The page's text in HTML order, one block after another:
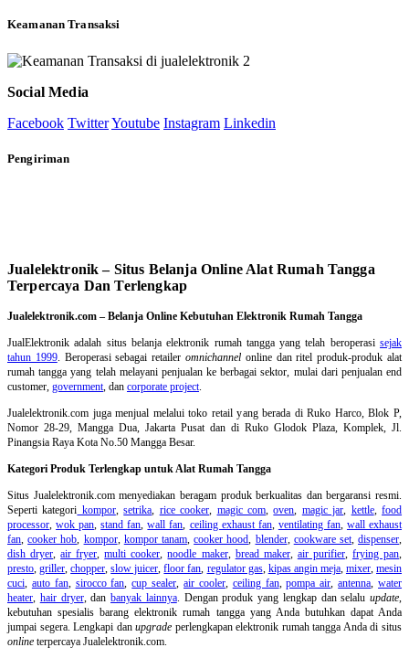
Keamanan Transaksi
Social Media
Facebook TwitterYoutube Instagram Linkedin
Pengiriman
Jualelektronik – Situs Belanja Online Alat Rumah Tangga
Terpercaya Dan Terlengkap
Jualelektronik.com – Belanja Online Kebutuhan Elektronik Rumah Tangga
JualElektronik adalah situs belanja elektronik rumah tanggayang telah beroperasisejak
tahun 1999. Beroperasi sebagai retaileromnichannel online dan ritel produk-produk alat
rumah tangga yang telah melayani penjualan ke berbagai sektor, mulai dari penjualan end
customer, government, dan corporate project.
Jualelektronik.com juga menjual melalui toko retail yang berada di Ruko Harco, Blok P,
Nomor 28-29, Mangga Dua, Jakarta Pusat dan di Ruko Glodok Plaza, Komplek, Jl.
Pinangsia Raya Kota No.50 Mangga Besar.
Kategori Produk Terlengkap untuk Alat Rumah Tangga
Situs Jualelektronik.com menyediakan beragam produk berkualitas dan bergaransi resmi.
Seperti kategori kompor,setrika, rice cooker, magic com,oven, magic jar, kettle,food
processor,wok pan,stand fan,wall fan, ceiling exhaust fan, ventilating fan, wall exhaust
fan,cooker hob, kompor, kompor tanam,cooker hood, blender, cookware set,dispenser,
dish dryer,air fryer,multi cooker,noodle maker, bread maker, air purifier, frying pan,
presto,griller,chopper,slow juicer,floor fan, regulator gas, kipas angin meja, mixer,mesin
cuci, auto fan, sirocco fan,cup sealer,air cooler, ceiling fan,pompa air,antenna,water
heater, hair dryer, dan banyak lainnya. Dengan produk yang lengkap dan selalu update,
kebutuhan spesialis barang elektronik rumah tangga yang Anda butuhkan dapat Anda
jumpai segera. Lengkapi danupgrade perlengkapan elektronik rumah tangga Anda di situs
online terpercaya Jualelektronik.com.